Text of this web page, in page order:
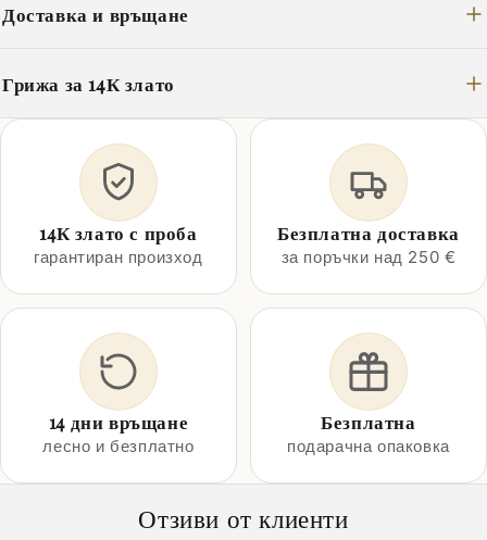
Доставка и връщане
Грижа за 14К злато
14К злато с проба
гарантиран произход
Безплатна доставка
за поръчки над 250 €
14 дни връщане
лесно и безплатно
Безплатна
подарачна опаковка
Отзиви от клиенти